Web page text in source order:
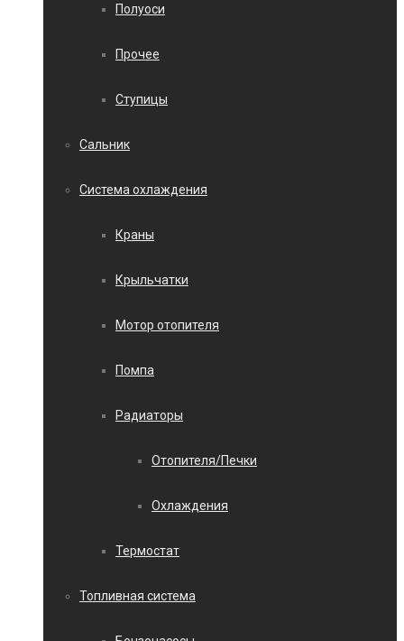
Полуоси
Прочее
Ступицы
Сальник
Система охлаждения
Краны
Крыльчатки
Мотор отопителя
Помпа
Радиаторы
Отопителя/Печки
Охлаждения
Термостат
Топливная система